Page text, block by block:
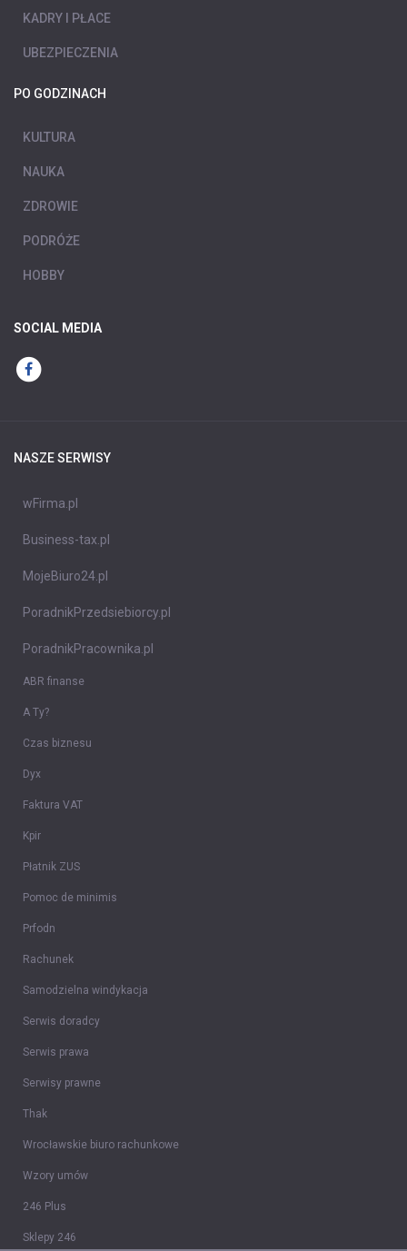
KADRY I PŁACE
UBEZPIECZENIA
PO GODZINACH
KULTURA
NAUKA
ZDROWIE
PODRÓŻE
HOBBY
SOCIAL MEDIA
NASZE SERWISY
wFirma.pl
Business-tax.pl
MojeBiuro24.pl
PoradnikPrzedsiebiorcy.pl
PoradnikPracownika.pl
ABR finanse
A Ty?
Czas biznesu
Dyx
Faktura VAT
Kpir
Płatnik ZUS
Pomoc de minimis
Prfodn
Rachunek
Samodzielna windykacja
Serwis doradcy
Serwis prawa
Serwisy prawne
Thak
Wrocławskie biuro rachunkowe
Wzory umów
246 Plus
Sklepy 246